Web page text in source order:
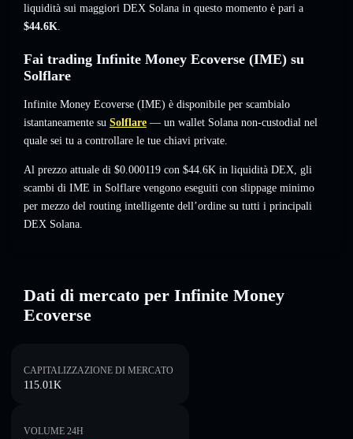
liquidità sui maggiori DEX Solana in questo momento è pari a
$44.6K.
Fai trading Infinite Money Ecoverse (IME) su
Solflare
Infinite Money Ecoverse (IME) è disponibile per scambialo
istantaneamente su Solflare — un wallet Solana non-custodial nel
quale sei tu a controllare le tue chiavi private.
Al prezzo attuale di $0.000119 con $44.6K in liquidità DEX, gli
scambi di IME in Solflare vengono eseguiti con slippage minimo
per mezzo del routing intelligente dell’ordine su tutti i principali
DEX Solana.
Dati di mercato per Infinite Money
Ecoverse
CAPITALIZZAZIONE DI MERCATO
115.01K
VOLUME 24H